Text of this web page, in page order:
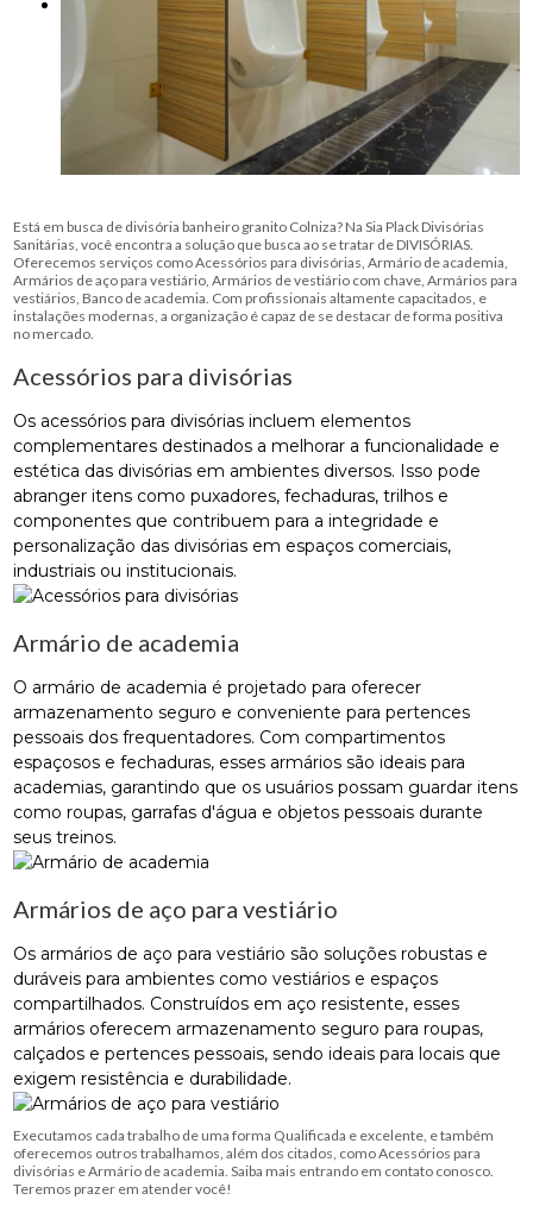
Está em busca de divisória banheiro granito Colniza? Na Sia Plack Divisórias
Sanitárias, você encontra a solução que busca ao se tratar de DIVISÓRIAS.
Oferecemos serviços como Acessórios para divisórias, Armário de academia,
Armários de aço para vestiário, Armários de vestiário com chave, Armários para
vestiários, Banco de academia. Com profissionais altamente capacitados, e
instalações modernas, a organização é capaz de se destacar de forma positiva
no mercado.
Acessórios para divisórias
Os acessórios para divisórias incluem elementos
complementares destinados a melhorar a funcionalidade e
estética das divisórias em ambientes diversos. Isso pode
abranger itens como puxadores, fechaduras, trilhos e
componentes que contribuem para a integridade e
personalização das divisórias em espaços comerciais,
industriais ou institucionais.
Armário de academia
O armário de academia é projetado para oferecer
armazenamento seguro e conveniente para pertences
pessoais dos frequentadores. Com compartimentos
espaçosos e fechaduras, esses armários são ideais para
academias, garantindo que os usuários possam guardar itens
como roupas, garrafas d'água e objetos pessoais durante
seus treinos.
Armários de aço para vestiário
Os armários de aço para vestiário são soluções robustas e
duráveis para ambientes como vestiários e espaços
compartilhados. Construídos em aço resistente, esses
armários oferecem armazenamento seguro para roupas,
calçados e pertences pessoais, sendo ideais para locais que
exigem resistência e durabilidade.
Executamos cada trabalho de uma forma Qualificada e excelente, e também
oferecemos outros trabalhamos, além dos citados, como Acessórios para
divisórias e Armário de academia. Saiba mais entrando em contato conosco.
Teremos prazer em atender você!